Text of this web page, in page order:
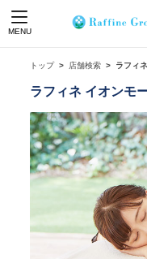
MENU
トップ 店舗検索 ラフィ
ラフィネ イオンモ